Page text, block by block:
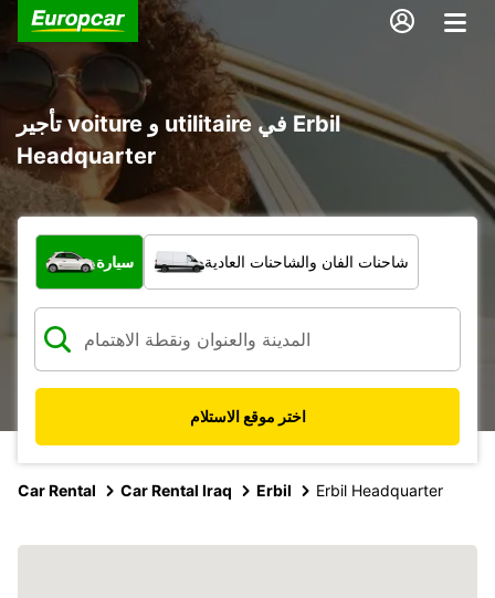
تأجير voiture و utilitaire في Erbil
Headquarter
ما نوع المركبة؟
سيارة شاحنات الفان والشاحنات العادية
اختر موقع الاستلام
Car Rental Car Rental Iraq Erbil Erbil Headquarter